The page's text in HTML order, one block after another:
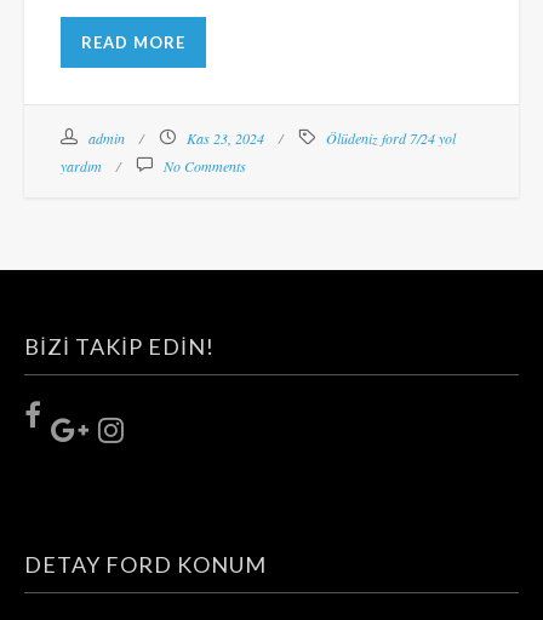
READ MORE
admin Kas 23, 2024
Ölüdeniz ford 7/24 yol
yardım
No Comments
BIZI TAKIP EDIN!
DETAY FORD KONUM